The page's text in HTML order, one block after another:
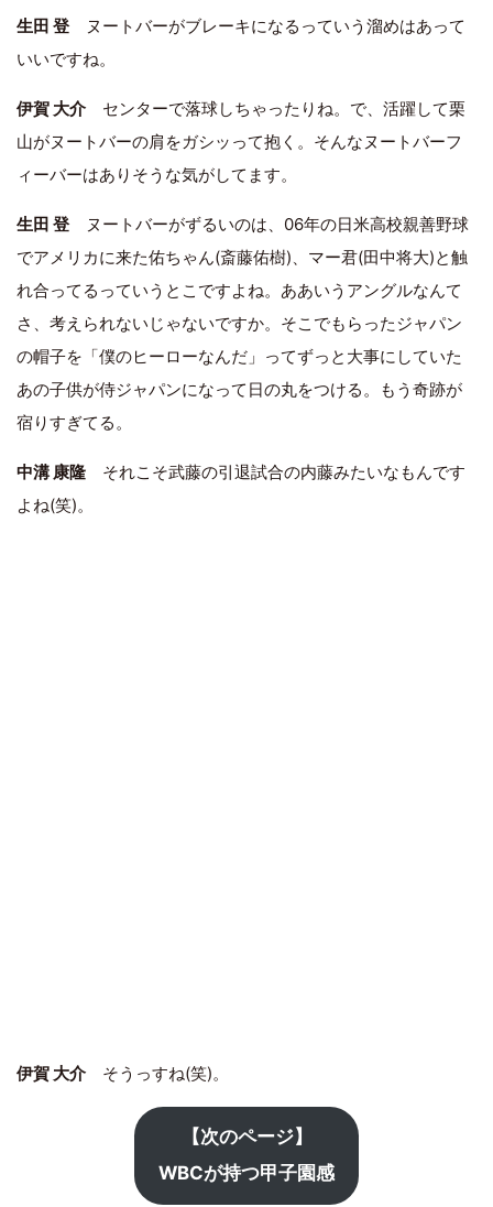
生田 登 ヌートバーがブレーキになるっていう溜めはあって
いいですね。
伊賀 大介センターで落球しちゃったりね。で、活躍して栗
山がヌートバーの肩をガシッって抱く。そんなヌートバーフ
ィーバーはありそうな気がしてます。
生田 登 ヌートバーがずるいのは、06年の日米高校親善野球
でアメリカに来た佑ちゃん(斎藤佑樹)、マー君(田中将大)と触
れ合ってるっていうとこですよね。ああいうアングルなんて
さ、考えられないじゃないですか。そこでもらったジャパン
の帽子を「僕のヒーローなんだ」ってずっと大事にしていた
あの子供が侍ジャパンになって日の丸をつける。もう奇跡が
宿りすぎてる。
中溝 康隆 それこそ武藤の引退試合の内藤みたいなもんです
よね(笑)。
伊賀 大介そうっすね(笑)。
【次のページ】
WBCが持つ甲子園感